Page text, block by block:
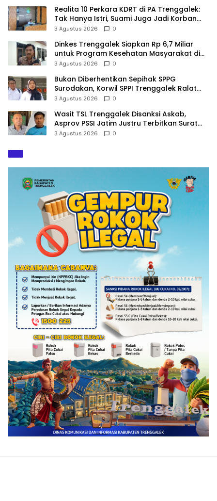
Realita 10 Perkara KDRT di PA Trenggalek:
Tak Hanya Istri, Suami Juga Jadi Korban
Kekerasan
3 Agustus 2026 0
Dinkes Trenggalek Siapkan Rp 6,7 Miliar
untuk Program Kesehatan Masyarakat di
2027
3 Agustus 2026 0
Bukan Diberhentikan Sepihak SPPG
Surodakan, Korwil SPPI Trenggalek Ralat
Pernyataan Soal Permata Umat Tolak MBG
3 Agustus 2026 0
Wasit TSL Trenggalek Disanksi Askab,
Asprov PSSI Jatim Justru Terbitkan Surat
Tugas di Hari yang Sama
3 Agustus 2026 0